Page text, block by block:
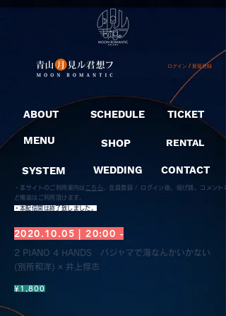
ログイン / 新規登録
ABOUT
MENU
SYSTEM
SCHEDULE
SHOP
WEDDING
TICKET
RENTAL
CONTACT
・本サイトのご利用案内は こちら
会員登録 / ログイン後、投げ銭、コメント
ど機能はご利用頂けます。
​・本配信開は終了致しました。
2020.10.05 | 20:00 -
2 PIANO 4 HANDS パジャマで海なんかいかない
(別所和洋) × 井上惇志
¥1,800